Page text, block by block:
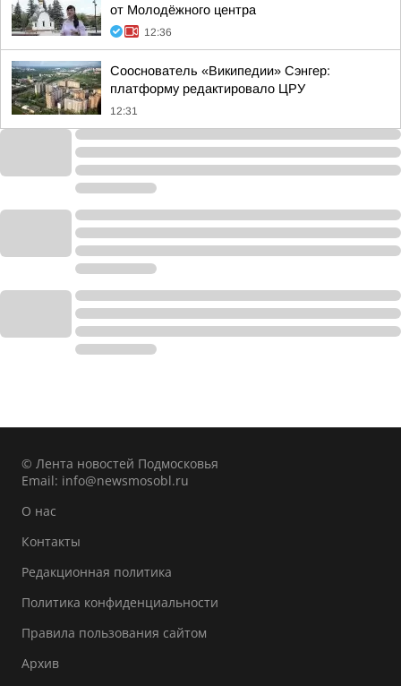
от Молодёжного центра
12:36
Сооснователь «Википедии» Сэнгер:
платформу редактировало ЦРУ
12:31
© Лента новостей Подмосковья
Email: info@newsmosobl.ru
О нас
Контакты
Редакционная политика
Политика конфиденциальности
Правила пользования сайтом
Архив